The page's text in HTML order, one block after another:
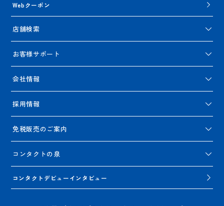
Webクーポン
店舗検索
お客様サポート
会社情報
採用情報
免税販売のご案内
コンタクトの泉
コンタクトデビューインタビュー